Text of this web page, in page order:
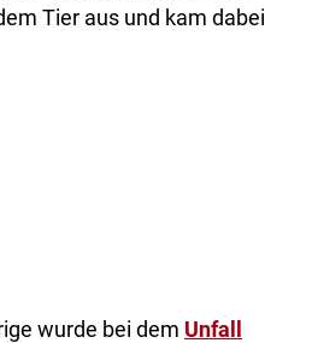
Tier aus und kam dabei
wurde bei dem Unfall